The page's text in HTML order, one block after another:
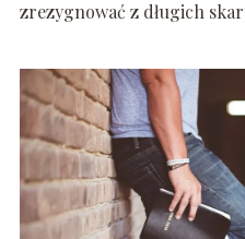
zrezygnować z długich